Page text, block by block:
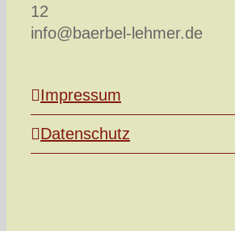
12
info@baerbel-lehmer.de
Impressum
Datenschutz